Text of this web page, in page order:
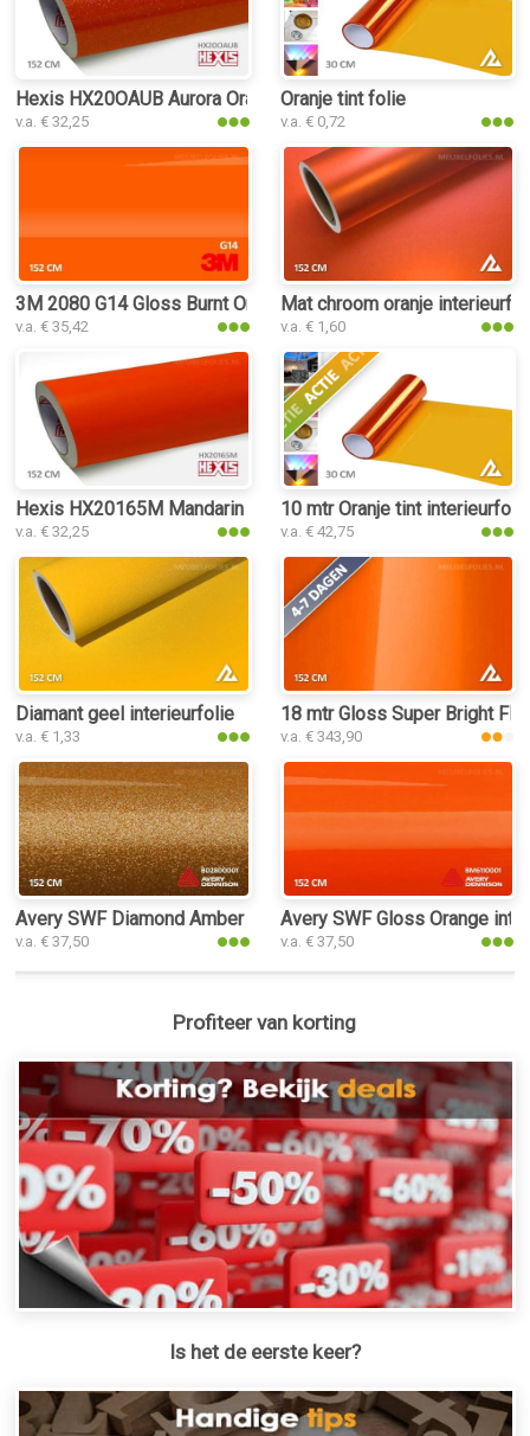
Hexis HX20OAUB Aurora Orange Gloss interieurfolie
v.a. € 32,25
Oranje tint folie
v.a. € 0,72
3M 2080 G14 Gloss Burnt Orange interieurfolie
v.a. € 35,42
Mat chroom oranje
v.a. € 1,60
Hexis HX20165M Mandarin Red Matt interieurfolie
v.a. € 32,25
10 mtr Oranje tint interieurfolie
v.a. € 42,75
Diamant geel interieurfolie
v.a. € 1,33
18 mtr Gloss Super Bright
v.a. € 343,90
Avery SWF Diamond Amber Gloss interieurfolie
v.a. € 37,50
Avery SWF Gloss Orange
v.a. € 37,50
Profiteer van korting
Is het de eerste keer?